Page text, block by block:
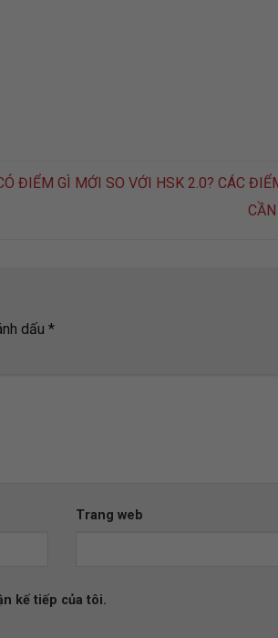
ĐIỂM GÌ MỚI SO VỚI HSK 2.0? CÁC
dấu *
Trang web
kế tiếp của tôi.